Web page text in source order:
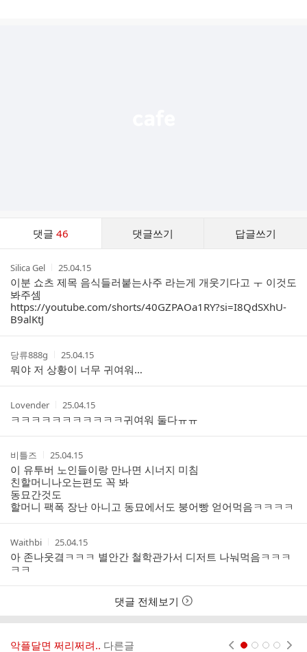
댓글46 댓글쓰기 답글쓰기
작
성
자
Silica Gel
작
성
시
25.04.15
이분 쇼츠 제목 음식들러붙는사주 라는게 개웃기다고 ㅜ 이것도
봐주셈
https://youtube.com/shorts/40GZPAOa1RY?si=I8QdSXhU-
B9alKtJ
작
성
자
당류888g
작
성
시
간
25.04.15
뭐야 저 상황이 너무 귀여워…
작
성
자
Lovender
작
성
시
간
25.04.15
ㅋㅋㅋㅋㅋㅋㅋㅋㅋㅋㅋ귀여워 둘다ㅠㅠ
작
성
자
비틀즈
작
성
시
간
25.04.15
이 유투버 노인들이랑 만나면 시너지 미침
친할머니나오는편도 꼭 봐
동묘간것도
할머니 팩폭 장난 아니고 동묘에서도 붕어빵 얻어먹음ㅋㅋㅋㅋ
작
성
자
Waithbi
작
성
시
25.04.15
아 존나웃곀ㅋㅋㅋ 별안간 철학관가서 디저트 나눠먹음ㅋㅋㅋ
ㅋㅋ
댓글 전체보기
악플달면 쩌리쩌려.. 다른글